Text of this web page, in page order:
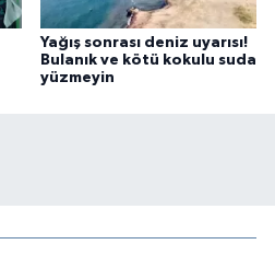
Yağış sonrası deniz uyarısı!
Bulanık ve kötü kokulu suda
yüzmeyin